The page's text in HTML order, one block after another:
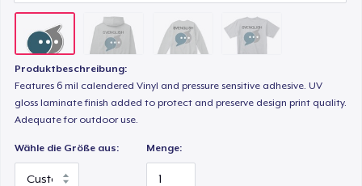
Produktbeschreibung:
Features 6 mil calendered Vinyl and pressure sensitive adhesive. UV
gloss laminate finish added to protect and preserve design print quality.
Adequate for outdoor use.
Wähle die Größe aus: Menge: